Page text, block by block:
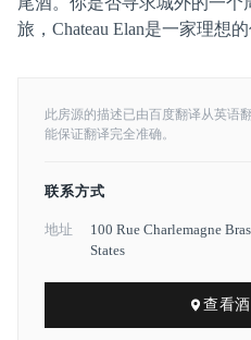
旅，Chateau Elan是一家理想的
此房源的描述已由百度翻译从英语
能保证翻译完全准确。
联系方式
地址
100 Rue Charlemagne
States
查看